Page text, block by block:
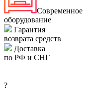
Современное
оборудование
Гарантия
возврата средств
Доставка
по РФ и СНГ
?